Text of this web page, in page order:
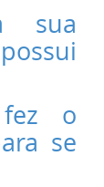
sua
o
se